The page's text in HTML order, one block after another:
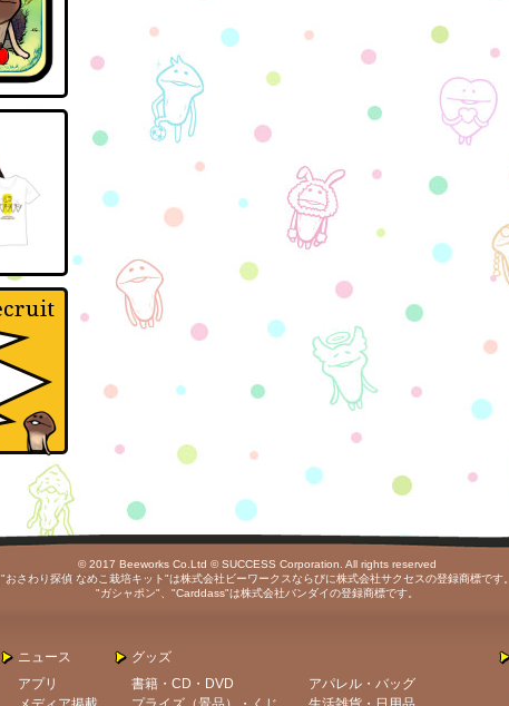
© 2017 Beeworks Co.Ltd © SUCCESS Corporation. All rights reserved
"おさわり探偵 なめこ栽培キット"は株式会社ビーワークスならびに株式会社サクセスの登録商標です。
"ガシャポン"、"Carddass"は株式会社バンダイの登録商標です。
ニュース
アプリ
グッズ
書籍・CD・DVD
アパレル・バッグ